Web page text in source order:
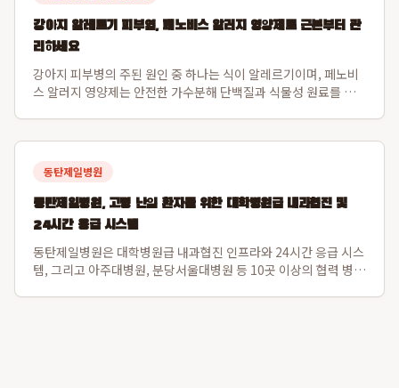
강아지 알레르기 피부염, 페노비스 알러지 영양제로 근본부터 관
리하세요
강아지 피부병의 주된 원인 중 하나는 식이 알레르기이며, 페노비
스 알러지 영양제는 안전한 가수분해 단백질과 식물성 원료를 사
과 직결된 강아지 피부면역 강화를...
동탄제일병원
동탄제일병원, 고령 난임 환자를 위한 대학병원급 내과협진 및
24시간 응급 시스템
동탄제일병원은 대학병원급 내과협진 인프라와 24시간 응급 시스
템, 그리고 아주대병원, 분당서울대병원 등 10곳 이상의 협력 병원